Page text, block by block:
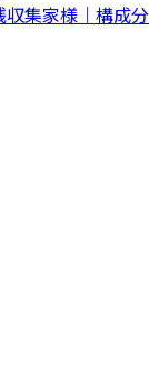
収集家様｜構成